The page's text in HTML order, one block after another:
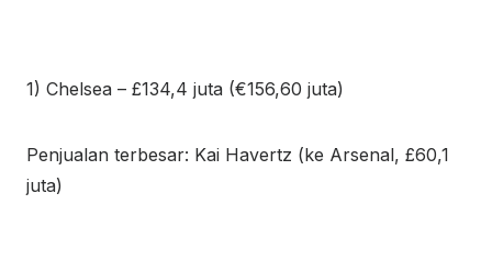
1) Chelsea – £134,4 juta (€156,60 juta)
Penjualan terbesar: Kai Havertz (ke Arsenal, £60,1
juta)